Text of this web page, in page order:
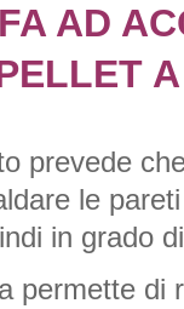
AD
prevede
le
in grado
permette di